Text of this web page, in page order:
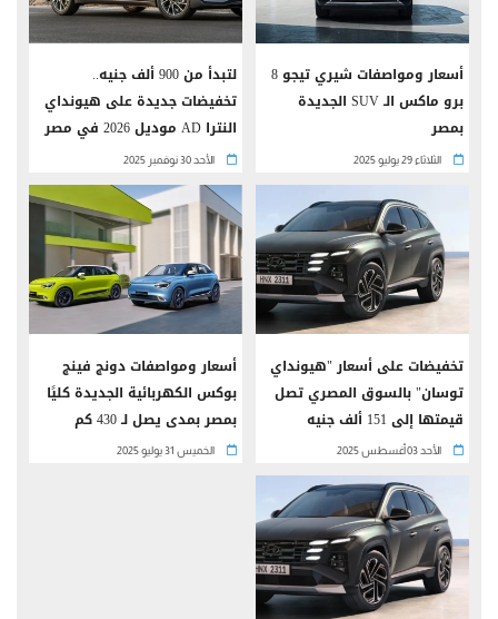
أسعار ومواصفات شيري تيجو 8
برو ماكس الـ SUV الجديدة
بمصر
الثلاثاء 29 يوليو 2025
لتبدأ من 900 ألف جنيه..
تخفيضات جديدة على هيونداي
النترا AD موديل 2026 في مصر
الأحد 30 نوفمبر 2025
تخفيضات على أسعار "هيونداي
توسان" بالسوق المصري تصل
قيمتها إلى 151 ألف جنيه
الأحد 03 أغسطس 2025
أسعار ومواصفات دونج فينج
بوكس الكهربائية الجديدة كليًا
بمصر بمدى يصل لـ 430 كم
الخميس 31 يوليو 2025